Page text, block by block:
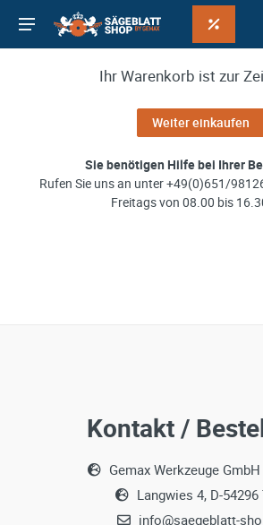
Ihr Warenkorb ist zur
Weiter einkaufen
Sie benötigen Hilfe bei Ihrer
Rufen Sie uns an unter +49(0)651/
Freitags von 08.00 bis
Kontakt /
Gemax Werkzeuge GmbH
Langwies 4, D-54296
info@saegeblatt-